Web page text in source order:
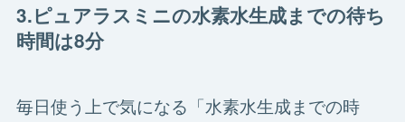
3.ピュアラスミニの水素水生成までの待ち
時間は8分
毎日使う上で気になる「水素水生成までの時